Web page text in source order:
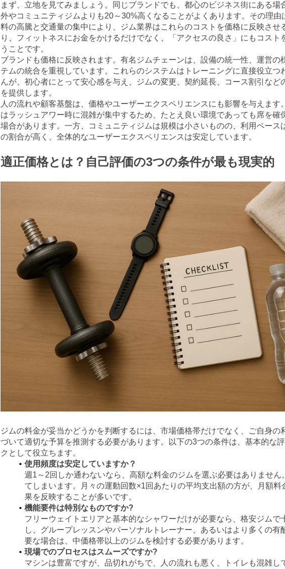
まず、立地を見てみましょう。同じブランドでも、都心のビジネス街にある場
外やコミュニティジムよりも20～30%高くなることがよくあります。その理由
料の高騰と交通量の集中により、ジム業界はこれらのコストを価格に反映させ
り、フィットネスにお金をかけるだけでなく、「アクセスの良さ」にもコスト
うことです。
ブランドも価格に反映されます。有名ジムチェーンは、設備の統一性、運営の
テムの統合を重視しています。これらのシステムはトレーニングに直接役立つ
んが、初心者にとって安心感を与え、ジムの変更、契約延長、コース割引など
を提供します。
人の流れや顧客基盤は、価格やユーザーエクスペリエンスにも影響を与えます
はラッシュアワー時に混雑が集中するため、たとえ良い環境であっても席を確
場合があります。一方、コミュニティジムは規模は小さいものの、利用ペース
の割合が高く、全体的なユーザーエクスペリエンスは安定しています。
適正価格とは？自己評価の3つの条件が最も現実的
ジムの料金が妥当かどうかを判断するには、市場価格帯だけでなく、ご自身の
づいて適切な予算を推測する必要があります。以下の3つの条件は、基本的な
クとして役立ちます。
使用頻度は安定していますか？
週1～2回しか通わないなら、高額な料金のジムを選ぶ必要はありません
てしまいます。月々の運動回数×1回あたりの平均支出額の方が、月額料
果を反映することが多いです。
機能要件は特別なものですか?
フリーウェイトエリアと基本的なシャワーだけが必要なら、格安ジムで
し、グループレッスンやパーソナルトレーナー、あるいはより多くの有
要な場合は、中価格帯以上のジムを検討する必要があります。
現場でのプロセスはスムーズですか?
マシンは豊富ですが、品切れがちで、人の流れも悪く、トイレも混雑し